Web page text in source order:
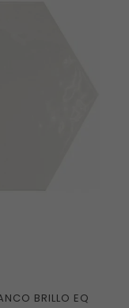
BRILLO EQ